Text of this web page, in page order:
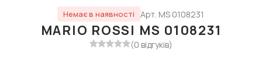
Немає в наявності Арт. MS 0108231
MARIO ROSSI MS 0108231
(0 відгуків)